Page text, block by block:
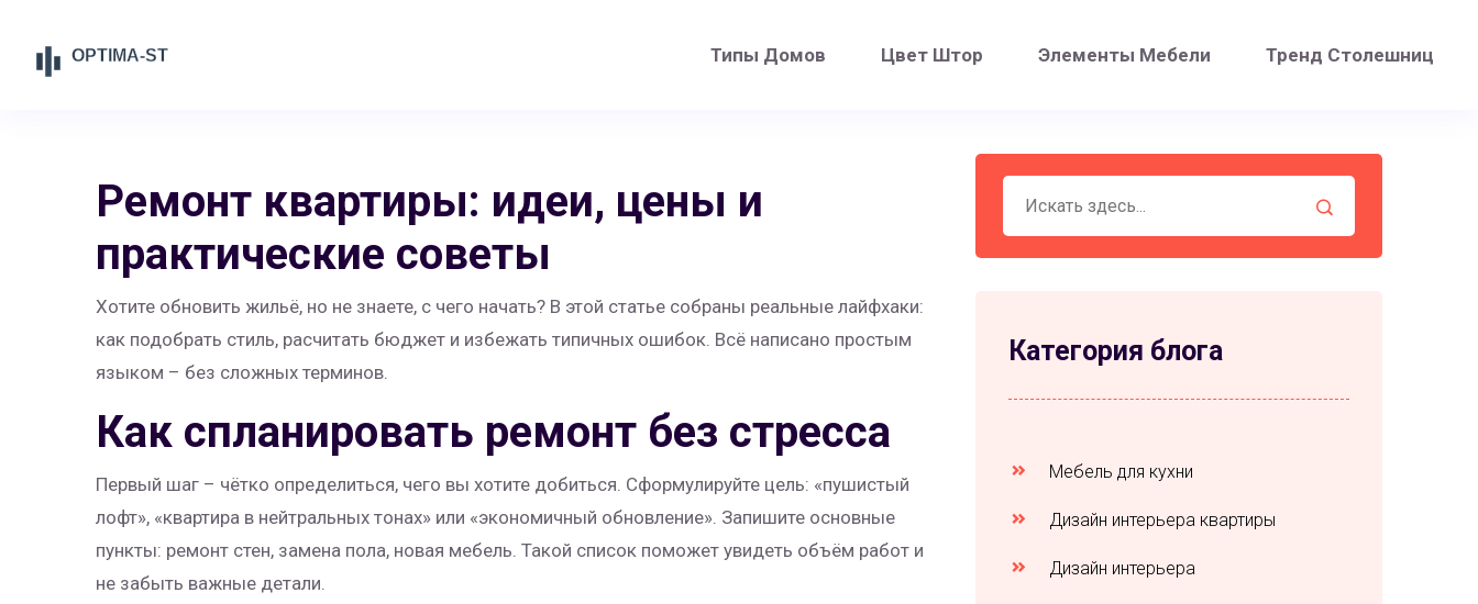
Типы Домов Цвет Штор Элементы Мебели Тренд Столешниц
Ремонт квартиры: идеи, цены и
практические советы
Хотите обновить жильё, но не знаете, с чего начать? В этой статье собраны реальные лайфхаки:
как подобрать стиль, расчитать бюджет и избежать типичных ошибок. Всё написано простым
языком – без сложных терминов.
Как спланировать ремонт без стресса
Первый шаг – чётко определиться, чего вы хотите добиться. Сформулируйте цель: «пушистый
лофт», «квартира в нейтральных тонах» или «экономичный обновление». Запишите основные
пункты: ремонт стен, замена пола, новая мебель. Такой список поможет увидеть объём работ и
не забыть важные детали.
Категория блога
Мебель для кухни
Дизайн интерьера квартиры
Дизайн интерьера